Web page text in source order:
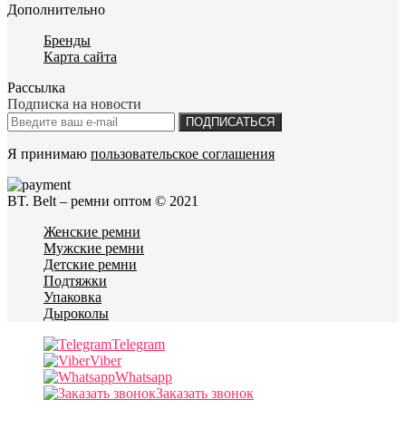
Дополнительно
Бренды
Карта сайта
Рассылка
Подписка на новости
ПОДПИСАТЬСЯ
Я принимаю пользовательское соглашения
BT. Belt – ремни оптом © 2021
Женские ремни
Мужские ремни
Детские ремни
Подтяжки
Упаковка
Дыроколы
Telegram
Viber
Whatsapp
Заказать звонок